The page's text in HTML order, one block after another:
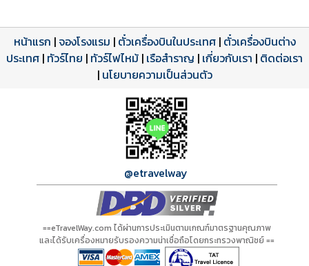
โปรแกรมทัวร์
ดาวน์โหลด PDF
รีวิวลูกค้าจริง
รีวิวจาก eTravelWay
เปิดหน้าเต็ม
ใบอนุญาตนำเที่ยว
เลขที่ 11/11450
เปิดหน้าเต็ม
หน้าแรก |จองโรงแรม | ตั๋วเครื่องบินในประเทศ| ตั๋วเครื่องบินต่าง
ประเทศ | ทัวร์ไทย | ทัวร์ไฟไหม้ | เรือสำราญ | เกี่ยวกับเรา | ติดต่อเรา
| นโยบายความเป็นส่วนตัว
@etravelway
==eTravelWay.com ได้ผ่านการประเมินตามเกณฑ์มาตรฐานคุณภาพ
และได้รับเครื่องหมายรับรองความน่าเชื่อถือโดยกระทรวงพาณิชย์ ==